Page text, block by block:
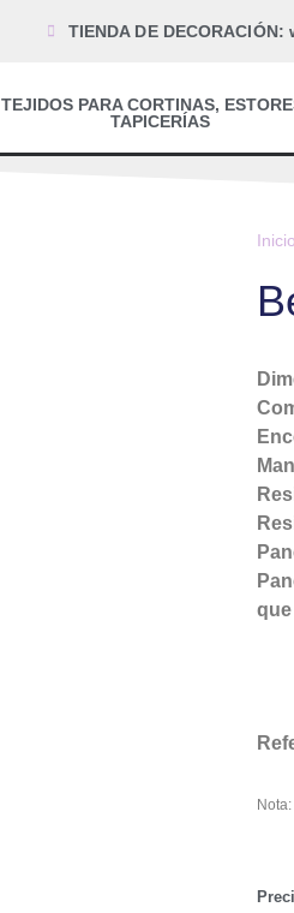
TIENDA DE
TEJIDOS PARA CORTINAS,
TAPICERÍAS
Inicio